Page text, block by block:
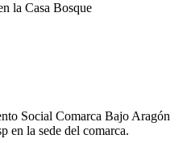
la Casa Bosque
Social Comarca Bajo Aragón
en la sede del comarca.